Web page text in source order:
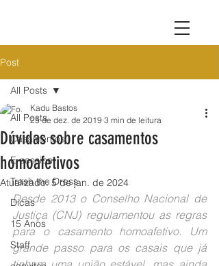
Post
All Posts
Casamentos
E-session
Trash the Dress
Dicas
15 Anos
Staff
All Posts
Dúvidas sobre casamentos
homoafetivos
Kadu Bastos
25 de dez. de 2019 3 min de leitura
Atualizado:5 de jan. de 2024
Desde 2013 o Conselho Nacional de
Justiça (CNJ) regulamentou as regras
para o casamento homoafetivo. Um
grande passo para os casais que já